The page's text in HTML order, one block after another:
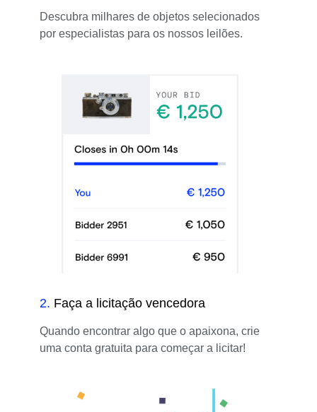
Descubra milhares de objetos selecionados
por especialistas para os nossos leilões.
2. Faça a licitação vencedora
Quando encontrar algo que o apaixona, crie
uma conta gratuita para começar a licitar!